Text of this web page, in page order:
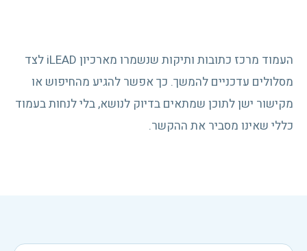
העמוד מרכז כתובות ותיקות שנשמרו מארכיון iLEAD לצד
מסלולים עדכניים להמשך. כך אפשר להגיע מהחיפוש או
מקישור ישן לתוכן שמתאים בדיוק לנושא, בלי לנחות בעמוד
כללי שאינו מסביר את ההקשר.